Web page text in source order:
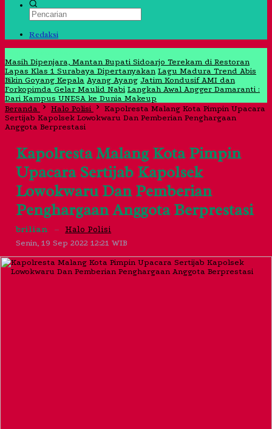
Redaksi
Masih Dipenjara, Mantan Bupati Sidoarjo Terekam di Restoran
Lapas Klas 1 Surabaya Dipertanyakan Lagu Madura Trend Abis
Bikin Goyang Kepala Ayang Ayang Jatim Kondusif AMI dan
Forkopimda Gelar Maulid Nabi Langkah Awal Angger Damaranti :
Dari Kampus UNESA ke Dunia Makeup
Beranda
Halo Polisi
Kapolresta Malang Kota Pimpin Upacara
Sertijab Kapolsek Lowokwaru Dan Pemberian Penghargaan
Anggota Berprestasi
Kapolresta Malang Kota Pimpin
Upacara Sertijab Kapolsek
Lowokwaru Dan Pemberian
Penghargaan Anggota Berprestasi
brilian – Halo Polisi
Senin, 19 Sep 2022 12:21 WIB